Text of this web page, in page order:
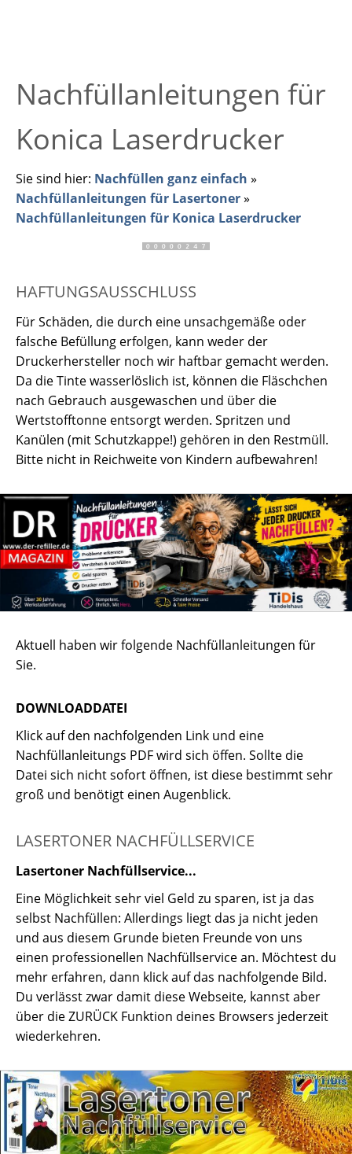
Nachfüllanleitungen für
Konica Laserdrucker
Sie sind hier: Nachfüllen ganz einfach »
Nachfüllanleitungen für Lasertoner»
Nachfüllanleitungen für Konica Laserdrucker
HAFTUNGSAUSSCHLUSS
Für Schäden, die durch eine unsachgemäße oder
falsche Befüllung erfolgen, kann weder der
Druckerhersteller noch wir haftbar gemacht werden.
Da die Tinte wasserlöslich ist, können die Fläschchen
nach Gebrauch ausgewaschen und über die
Wertstofftonne entsorgt werden. Spritzen und
Kanülen (mit Schutzkappe!) gehören in den Restmüll.
Bitte nicht in Reichweite von Kindern aufbewahren!
Aktuell haben wir folgende Nachfüllanleitungen für
Sie.
DOWNLOADDATEI
Klick auf den nachfolgenden Link und eine
Nachfüllanleitungs PDF wird sich öffen. Sollte die
Datei sich nicht sofort öffnen, ist diese bestimmt sehr
groß und benötigt einen Augenblick.
LASERTONER NACHFÜLLSERVICE
Lasertoner Nachfüllservice...
Eine Möglichkeit sehr viel Geld zu sparen, ist ja das
selbst Nachfüllen: Allerdings liegt das ja nicht jeden
und aus diesem Grunde bieten Freunde von uns
einen professionellen Nachfüllservice an. Möchtest du
mehr erfahren, dann klick auf das nachfolgende Bild.
Du verlässt zwar damit diese Webseite, kannst aber
über die ZURÜCK Funktion deines Browsers jederzeit
wiederkehren.